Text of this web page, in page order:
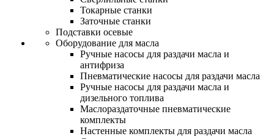
Токарные станки
Заточные станки
Подставки осевые
Оборудование для масла
Ручные насосы для раздачи масла и
антифриза
Пневматические насосы для раздачи масла
Ручные насосы для раздачи масла и
дизельного топлива
Маслораздаточные пневматические
комплекты
Настенные комплекты для раздачи масла